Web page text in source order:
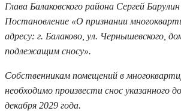
Глава Балаковского района Сергей
Постановление «О признании
адресу: г. Балаково, ул. Чернышевского,
подлежащим сносу».
Собственникам помещений в
необходимо произвести снос указанного
декабря 2029 года.